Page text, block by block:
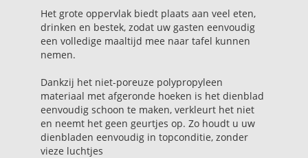
Het grote oppervlak biedt plaats aan veel eten,
drinken en bestek, zodat uw gasten eenvoudig
een volledige maaltijd mee naar tafel kunnen
nemen.
Dankzij het niet-poreuze polypropyleen
materiaal met afgeronde hoeken is het dienblad
eenvoudig schoon te maken, verkleurt het niet
en neemt het geen geurtjes op. Zo houdt u uw
dienbladen eenvoudig in topconditie, zonder
vieze luchtjes